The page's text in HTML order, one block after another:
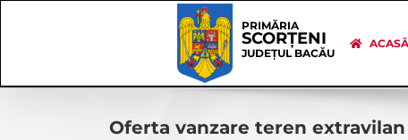
PRIMĂRIA
SCORȚENI
JUDEȚUL BACĂU
Oferta vanzare teren